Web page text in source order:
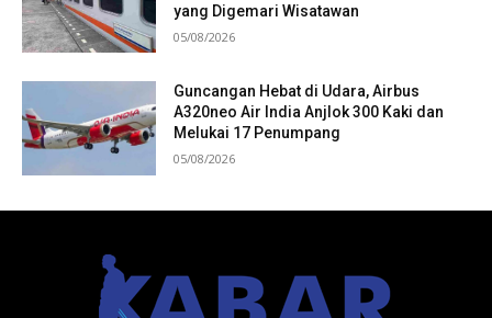
yang Digemari Wisatawan
05/08/2026
Guncangan Hebat di Udara, Airbus
A320neo Air India Anjlok 300 Kaki dan
Melukai 17 Penumpang
05/08/2026